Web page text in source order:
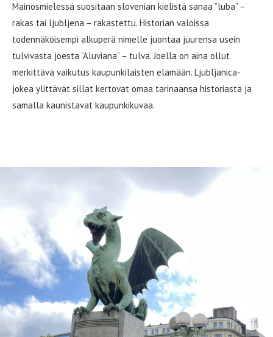
Mainosmielessä suositaan slovenian kielistä sanaa ”luba” –
rakas tai ljubljena – rakastettu. Historian valoissa
todennäköisempi alkuperä nimelle juontaa juurensa usein
tulvivasta joesta ”Aluviana” – tulva. Joella on aina ollut
merkittävä vaikutus kaupunkilaisten elämään. Ljubljanica-
jokea ylittävät sillat kertovat omaa tarinaansa historiasta ja
samalla kaunistavat kaupunkikuvaa.